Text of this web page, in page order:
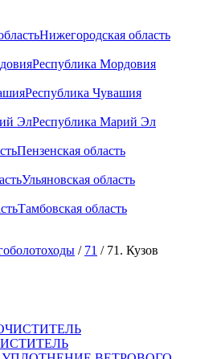
Нижегородская область
Республика Мордовия
Республика Чувашия
Республика Марий Эл
Пензенская область
Ульяновская область
Тамбовская область
/ 71 / 71. Кузов